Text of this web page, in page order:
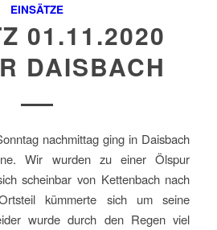
EINSÄTZE
01.11.2020
DAISBACH
nachmittag ging in Daisbach
Wir wurden zu einer Ölspur
scheinbar von Kettenbach nach
kümmerte sich um seine
wurde durch den Regen viel